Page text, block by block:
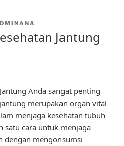
Jantung
Anda sangat penting
merupakan organ vital
menjaga kesehatan tubuh
satu cara untuk menjaga
dengan mengonsumsi